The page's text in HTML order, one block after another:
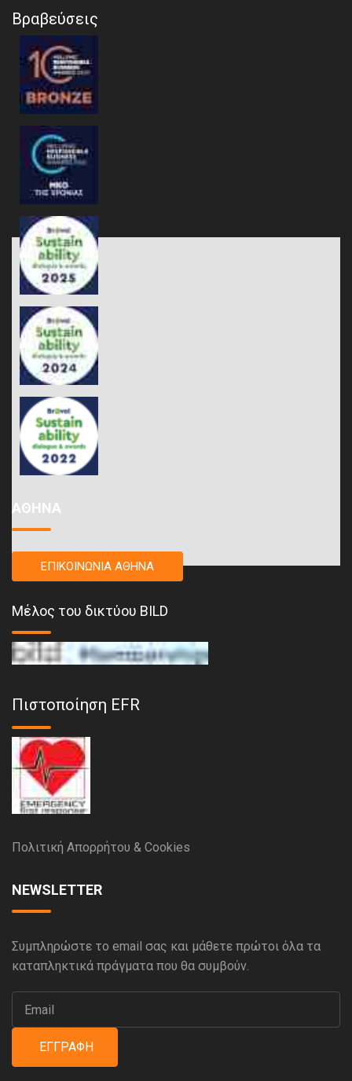
Βραβεύσεις
ΑΘΗΝΑ
ΕΠΙΚΟΙΝΩΝΙΑ ΑΘΗΝΑ
Μέλος του δικτύου BILD
Πιστοποίηση EFR
Πολιτική Απορρήτου & Cookies
NEWSLETTER
Συμπληρώστε το email σας και μάθετε πρώτοι όλα τα
καταπληκτικά πράγματα που θα συμβούν.
ΕΓΓΡΑΦΉ